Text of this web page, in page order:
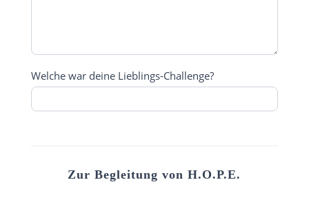
Welche war deine Lieblings-Challenge?
Zur Begleitung von H.O.P.E.